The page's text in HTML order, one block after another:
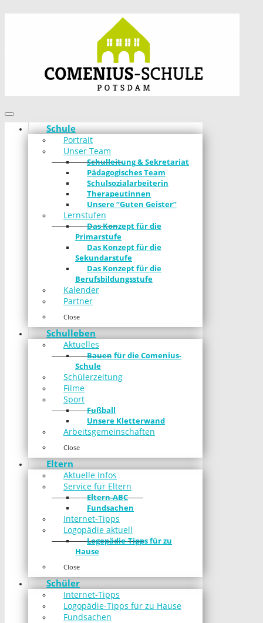
Schule
Portrait
Unser Team
Schulleitung & Sekretariat
Pädagogisches Team
Schulsozialarbeiterin
Therapeutinnen
Unsere “Guten Geister”
Lernstufen
Das Konzept für die
Primarstufe
Das Konzept für die
Sekundarstufe
Das Konzept für die
Berufsbildungsstufe
Kalender
Partner
Close
Schulleben
Aktuelles
Bauen für die Comenius-
Schule
Schülerzeitung
Filme
Sport
Fußball
Unsere Kletterwand
Arbeitsgemeinschaften
Close
Eltern
Aktuelle Infos
Service für Eltern
Eltern-ABC
Fundsachen
Internet-Tipps
Logopädie aktuell
Logopädie-Tipps für zu
Hause
Close
Schüler
Internet-Tipps
Logopädie-Tipps für zu Hause
Fundsachen